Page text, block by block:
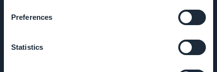
Preferences
Statistics
Suporte